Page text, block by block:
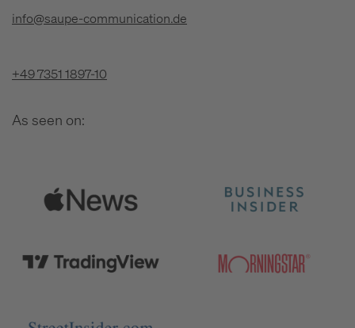
info@saupe-communication.de
+49 7351 1897-10
As seen on: